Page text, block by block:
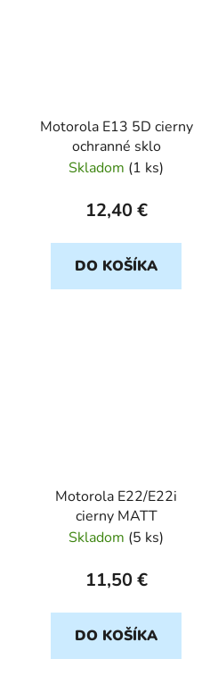
Motorola E13 5D cierny
ochranné sklo
Skladom (1 ks)
12,40 €
DO KOŠÍKA
Motorola E22/E22i
cierny MATT
Skladom (5 ks)
11,50 €
DO KOŠÍKA